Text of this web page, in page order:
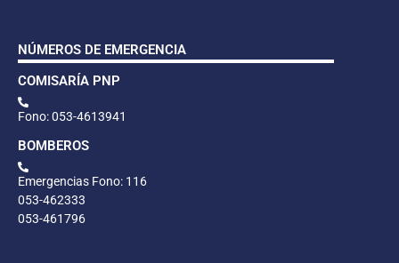
NÚMEROS DE EMERGENCIA
COMISARÍA PNP
Fono: 053-4613941
BOMBEROS
Emergencias Fono: 116
053-462333
053-461796